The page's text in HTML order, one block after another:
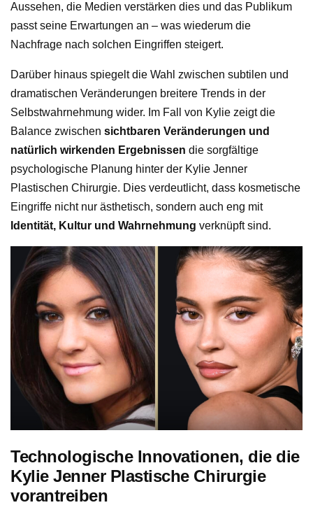
Aussehen, die Medien verstärken dies und das Publikum
passt seine Erwartungen an – was wiederum die
Nachfrage nach solchen Eingriffen steigert.
Darüber hinaus spiegelt die Wahl zwischen subtilen und
dramatischen Veränderungen breitere Trends in der
Selbstwahrnehmung wider. Im Fall von Kylie zeigt die
Balance zwischen sichtbaren Veränderungen und
natürlich wirkenden Ergebnissen die sorgfältige
psychologische Planung hinter der Kylie Jenner
Plastischen Chirurgie. Dies verdeutlicht, dass kosmetische
Eingriffe nicht nur ästhetisch, sondern auch eng mit
Identität, Kultur und Wahrnehmung verknüpft sind.
Technologische Innovationen, die die
Kylie Jenner Plastische Chirurgie
vorantreiben